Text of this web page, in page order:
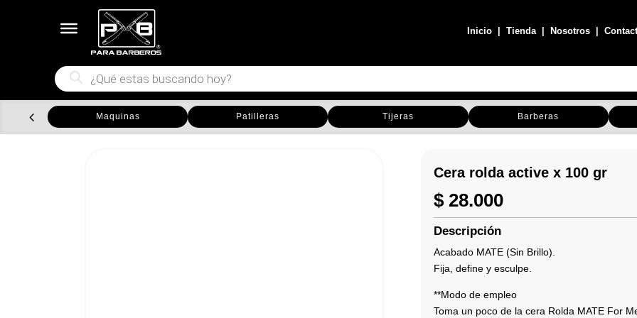
Inicio |Tienda| Nosotros |
Búsqueda
de
productos
Maquinas Patilleras Tijeras Barberas
Cera rolda active x 100 gr
$ 28.000
Descripción
Acabado MATE (Sin Brillo).
Fija, define y esculpe.
**Modo de empleo
Toma un poco de la cera Rolda MATE For